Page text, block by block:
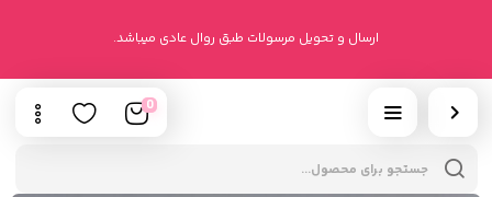
ارسال و تحویل مرسولات طبق روال عادی میباشد.
0